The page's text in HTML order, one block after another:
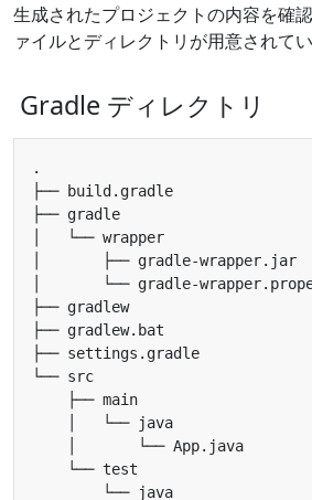
生成されたプロジェクトの内容を確
ァイルとディレクトリが用意されてい
Gradle ディレクトリ